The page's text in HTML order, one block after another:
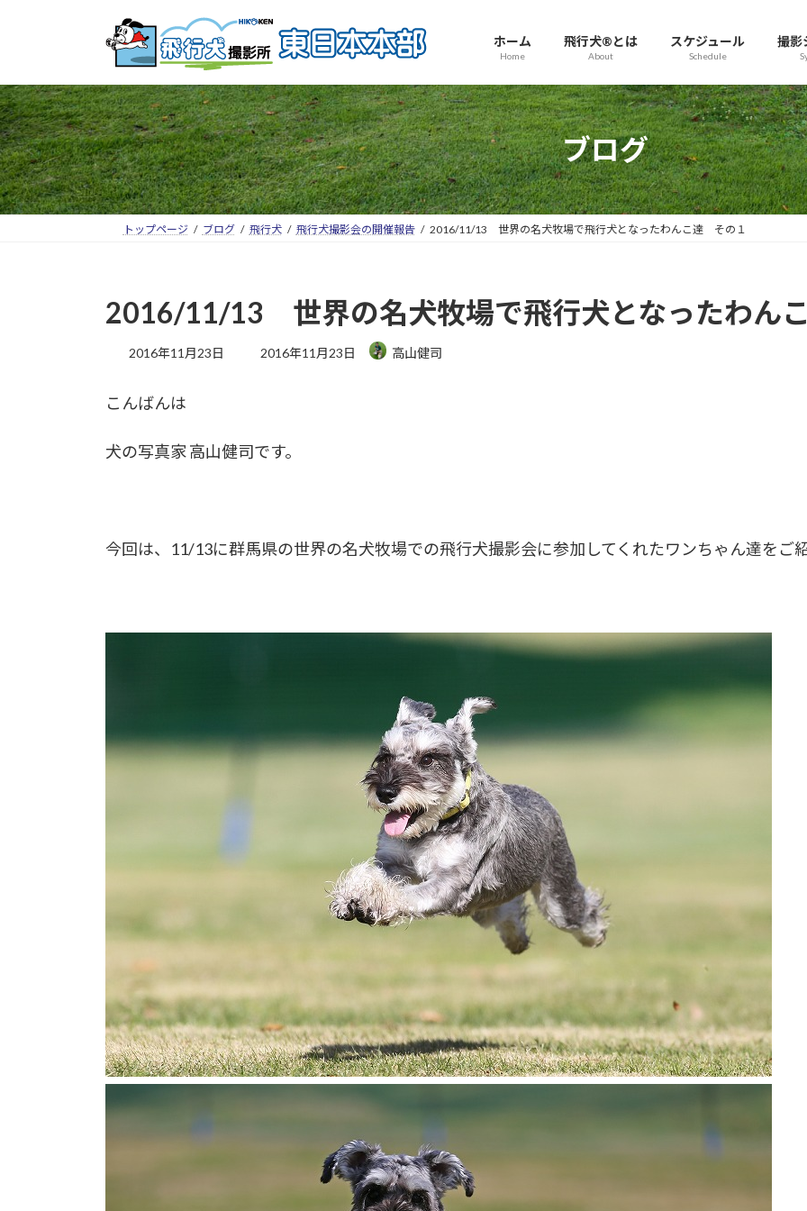
ホーム
Home
飛行犬®とは
About
スケジュール
Schedule
撮影
ブログ
トップページ ブログ 飛行犬 飛行犬撮影会の開催報告 2016/11/13 世界の名犬牧場で飛行犬となったわんこ達 その１
2016/11/13 世界の名犬牧場で飛行犬となったわん
2016年11月23日 2016年11月23日 高山健司
こんばんは
犬の写真家 高山健司です。
今回は、11/13に群馬県の世界の名犬牧場での飛行犬撮影会に参加してくれたワンちゃん達をご